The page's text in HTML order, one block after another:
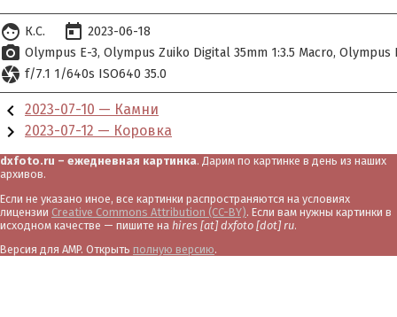
face К.С. today 2023-06-18
photo_camera Olympus E-3 Olympus Zuiko Digital 35mm 1:3.5 Macro Olympus
camera f/7.1 1/640s ISO640 35.0
chevron_left 2023-07-10 — Камни
chevron_right 2023-07-12 — Коровка
dxfoto.ru – ежедневная картинка. Дарим по картинке в день из наших
архивов.
Если не указано иное, все картинки распространяются на условиях
лицензии Creative Commons Attribution (CC-BY). Если вам нужны картинки в
исходном качестве — пишите на hires [at] dxfoto [dot] ru.
Версия для AMP. Открыть полную версию.